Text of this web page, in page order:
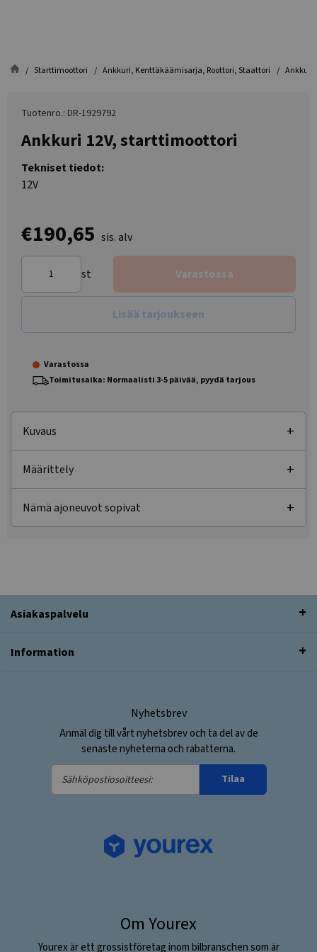
Starttimoottori Ankkuri, Kenttäkäämisarja, Roottori, Staattori Ankkuri
Tuotenro.: DR-1929792
Ankkuri 12V, starttimoottori
Tekniset tiedot:
12V
€190,65 sis. alv
st Varastossa
Lisää tarjoukseen
Varastossa
Toimitusaika: Normaalisti 3-5 päivää, pyydä tarjous
Kuvaus
Määrittely
Nämä ajoneuvot sopivat
Asiakaspalvelu
Information
Nyhetsbrev
Anmäl dig till vårt nyhetsbrev och ta del av de
senaste nyheterna och rabatterna.
Sähköpostiosoitteesi:
Tilaa
Om Yourex
Yourex är ett grossistföretag inom bilbranschen som är